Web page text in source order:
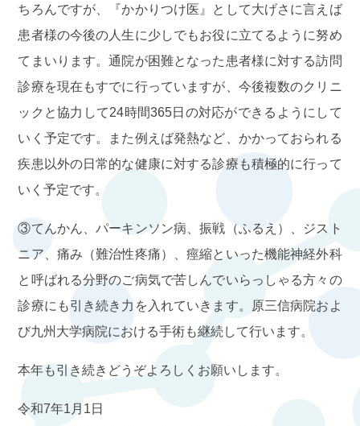
2月の臨時休診のお知らせ
2/10（火）は九大病院での手術の執刀・指導のため
終日休診といたします
ご不便をおかけいたしますが、よろしくお願いいた
します
2025.12.28 お知らせ
2026年1月から、ホームページの『WEB予約』およ
びLineからの予約のサイトが変わります。
# アクセスの方法はこれまでと変わりません
# 現在すでにいただいているご予約を再度行う必要
# アカウント登録をお願いいたします
をご利用ください。
ちろんですが、『かかりつけ医』として大げさに言えば
患者様の今後の人生に少しでもお役に立てるように努め
てまいります。通院が困難となった患者様に対する訪問
診療を現在もすでに行っていますが、今後複数のクリニ
ックと協力して24時間365日の対応ができるようにして
いく予定です。また例えば発熱など、かかっておられる
疾患以外の日常的な健康に対する診療も積極的に行って
いく予定です。
③てんかん、パーキンソン病、振戦（ふるえ）、ジスト
ニア、痛み（難治性疼痛）、痙縮といった機能神経外科
と呼ばれる分野のご病気で苦しんでいらっしゃる方々の
診療にも引き続き力を入れていきます。原三信病院およ
び九州大学病院における手術も継続して行います。
本年も引き続きどうぞよろしくお願いします。
令和7年1月1日